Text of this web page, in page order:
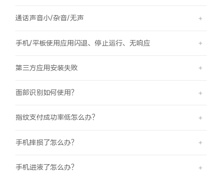
通话声音小/杂音/无声
手机/平板使用应用闪退、停止运行、无响应
第三方应用安装失败
面部识别如何使用？
指纹支付成功率低怎么办？
手机摔损了怎么办？
手机进液了怎么办？